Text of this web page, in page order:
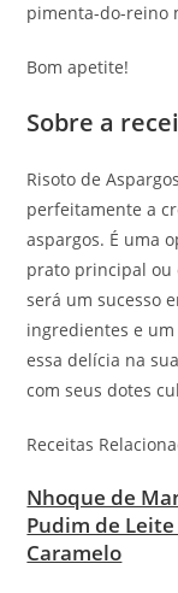
pimenta-do-reino
Bom apetite!
Sobre a
Risoto de
perfeitamente a
aspargos. É uma
prato principal ou
será um sucesso
ingredientes e
essa delícia na
com seus dotes
Receitas
Nhoque de
Pudim de
Caramelo